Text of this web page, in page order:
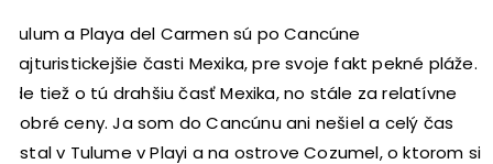
Tulum a Playa del Carmen sú po Cancúne
najturistickejšie časti Mexika, pre svoje fakt pekné pláže.
Ide tiež o tú drahšiu časť Mexika, no stále za relatívne
dobré ceny. Ja som do Cancúnu ani nešiel a celý čas
ostal v Tulume v Playi a na ostrove Cozumel, o ktorom si